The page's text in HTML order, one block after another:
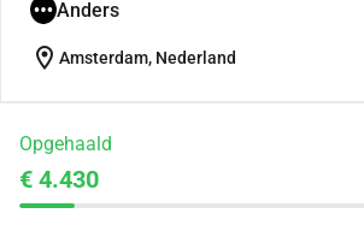
Anders
location_on Amsterdam, Nederland
Opgehaald
€ 4.430